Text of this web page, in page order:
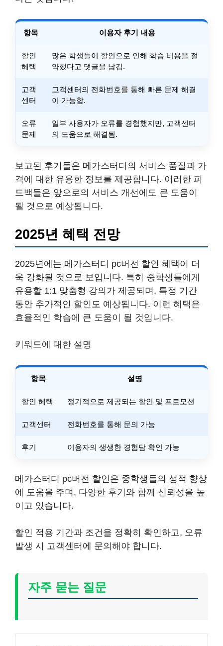
항목 이용자 후기 내용
할인
혜택
많은 학생들이 할인으로 인해 학습 비용을 절
약했다고 댓글을 남김.
고객
센터
고객센터의 전화번호를 통해 빠른 문제 해결
이 가능함.
오류
문제
일부 사용자가 오류를 경험했지만, 고객센터
의 도움으로 해결됨.
보고된 후기들은 메가스터디의 서비스 품질과 가
격에 대한 유용한 정보를 제공합니다. 이러한 피
드백들은 앞으로의 서비스 개선에도 큰 도움이
될 것으로 예상됩니다.
2025년 혜택 전망
2025년에는 메가스터디 pc버전 할인 혜택이 더
욱 강화될 것으로 보입니다. 특히 중학생들에게
유용할 1:1 맞춤형 강의가 제공되며, 특정 기간
동안 추가적인 할인도 예상됩니다. 이런 혜택은
효율적인 학습에 큰 도움이 될 것입니다.
키워드에 대한 설명
항목 설명
할인 혜택 정기적으로 제공되는 할인 및 프로모션
고객센터 전화번호를 통해 문의 가능
후기 이용자의 생생한 경험담 확인 가능
메가스터디 pc버전 할인은 중학생들의 성적 향상
에 도움을 주며, 다양한 후기와 함께 신뢰성을 높
이고 있습니다.
할인 적용 기간과 조건을 정확히 확인하고, 오류
발생 시 고객센터에 문의해야 합니다.
자주 묻는 질문